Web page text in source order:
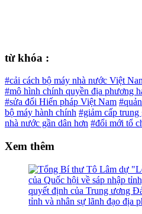
từ khóa :
#cải cách bộ máy nhà nước Việt
#mô hình chính quyền địa phương
#sửa đổi Hiến pháp Việt Nam
bộ máy hành chính #giảm cấp trung
nhà nước gần dân hơn #đổi mới tổ
Xem thêm